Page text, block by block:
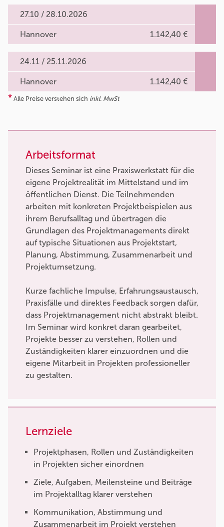
27.10 / 28.10.2026
Hannover 1.142,40 €
24.11 / 25.11.2026
Hannover 1.142,40 €
* Alle Preise verstehen sich inkl. MwSt
Arbeitsformat
Dieses Seminar ist eine Praxiswerkstatt für die
eigene Projektrealität im Mittelstand und im
öffentlichen Dienst. Die Teilnehmenden
arbeiten mit konkreten Projektbeispielen aus
ihrem Berufsalltag und übertragen die
Grundlagen des Projektmanagements direkt
auf typische Situationen aus Projektstart,
Planung, Abstimmung, Zusammenarbeit und
Projektumsetzung.
Kurze fachliche Impulse, Erfahrungsaustausch,
Praxisfälle und direktes Feedback sorgen dafür,
dass Projektmanagement nicht abstrakt bleibt.
Im Seminar wird konkret daran gearbeitet,
Projekte besser zu verstehen, Rollen und
Zuständigkeiten klarer einzuordnen und die
eigene Mitarbeit in Projekten professioneller
zu gestalten.
Lernziele
Projektphasen, Rollen und Zuständigkeiten
in Projekten sicher einordnen
Ziele, Aufgaben, Meilensteine und Beiträge
im Projektalltag klarer verstehen
Kommunikation, Abstimmung und
Zusammenarbeit im Projekt verstehen